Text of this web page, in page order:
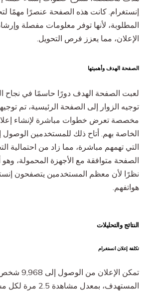
إنستغرام. كانت هذه الصفحة عنصرًا مهمًا
المطلوبة، لأنها توفر معلومات مفصلة
الإعلان، مما يعزز فرص التحويل.
الصفحة الهدف وأهميتها
لعبت الصفحة الهدف دورًا حاسمًا في نجاح
توجيه الزوار إلى الصفحة الرئيسية، تم
مخصصة تعرض خطوات مباشرة لإنشاء
الخاصة بهم. أتاح ذلك للمستخدمين الوصول
التي تهمهم مباشرة، مما زاد من احتمالية
الصفحة متوافقة مع الأجهزة المحمولة،
نظرًا لأن معظم المستخدمين يتصفحون
هواتفهم.
النتائج والتحليلات
تكلفة إعلان انستغرام
تمكن الإعلان
المستهدف، بمعدل